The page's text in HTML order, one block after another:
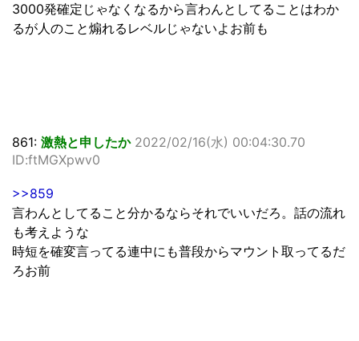
3000発確定じゃなくなるから言わんとしてることはわか
るが人のこと煽れるレベルじゃないよお前も
861: 激熱と申したか 2022/02/16(水) 00:04:30.70
ID:ftMGXpwv0
>>859
言わんとしてること分かるならそれでいいだろ。話の流れ
も考えような
時短を確変言ってる連中にも普段からマウント取ってるだ
ろお前